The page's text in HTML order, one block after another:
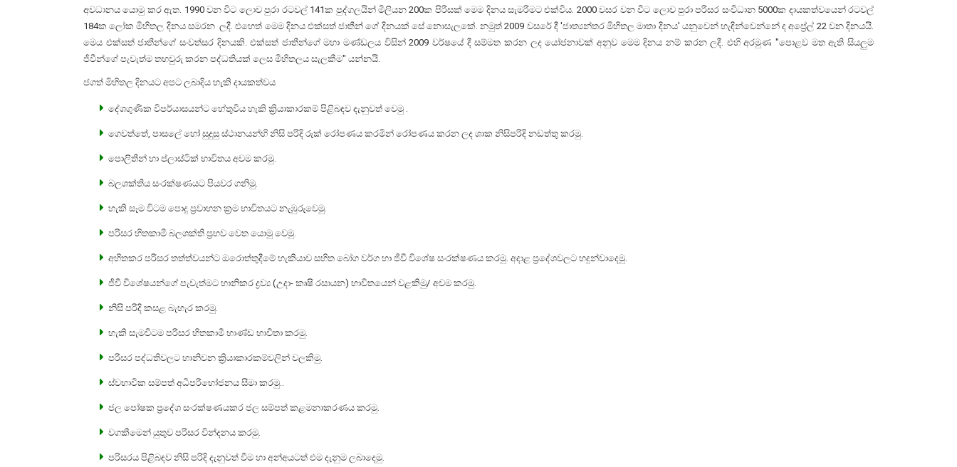
අවධානය යොමු කර ඇත. 1990 වන විට ලොව පුරා රටවල් 141ක පුද්ගලයින් මිලියන 200ක පිරිසක් මෙම දිනය සැමරිමට එක්විය. 2000 වසර වන විට ලොව පුරා පරිසර සංවිධාන 5000ක දායකත්වයෙන් රටවල්
184ක ලෝක මිහිතල දිනය සමරන ලදී. එහෙත් මෙම දිනය එක්සත් ජාතීන් ගේ දිනයක් සේ නොසැලකේ. නමුත් 2009 වසරේ දී 'ජාත්‍යන්තර මිහිතල මාතා දිනය' යනුවෙන් හැඳින්වෙන්නේ ද අප්‍රේල් 22 වන දිනයයි.
මෙය එක්සත් ජාතීන්ගේ සංවත්සර දිනයකි. එක්සත් ජාතීන්ගේ මහා මණ්ඩලය විසින් 2009 වර්ෂයේ දී සම්මත කරන ලද යෝජනාවක් අනුව මෙම දිනය නම් කරන ලදී. එහි අරමුණ "පොළව මත ඇති සියලුම
ජිවීන්ගේ පැවැත්ම තහවුරු කරන පද්ධතියක් ලෙස මිහිතලය සැලකීම" යන්නයි.
ජගත් මිහිතල දිනයට අපට ලබාදිය හැකි දායකත්වය
දේශගුණික විපර්යාසයන්ට හේතුවිය හැකි ක්‍රියාකාරකම් පිළිබඳව දැනුවත් වෙමු .
ගෙවත්තේ, පාසලේ හෝ සුදුසු ස්ථානයන්හි නිසි පරිදි රුක් රෝපණය කරමින් රෝපණය කරන ලද ශාක නිසිපරිදි නඩත්තු කරමු.
පොලිතීන් හා ප්ලාස්ටික් භාවිතය අවම කරමු.
බලශක්තිය සංරක්ෂණයට පියවර ගනිමු.
හැකි සෑම විටම පොදු ප්‍රවාහන ක්‍රම භාවිතයට නැඹුරුවෙමු.
පරිසර හිතකාමී බලශක්ති ප්‍රභව වෙත යොමු වෙමු.
අහිතකර පරිසර තත්ත්වයන්ට ඔරොත්තුදීමේ හැකියාව සහිත බෝග වර්ග හා ජීවී විශේෂ සංරක්ෂණය කරමු. අදාළ ප්‍රදේශවලට හදුන්වාදෙමු.
ජීවී විශේෂයන්ගේ පැවැත්මට හානිකර ද්‍රව්‍ය (උදා- කෘෂි රසායන) භාවිතයෙන් වළකිමු/ අවම කරමු.
නිසි පරිදි කසළ බැහැර කරමු.
හැකි සැමවිටම පරිසර හිතකාමී භාණ්ඩ භාවිතා කරමු.
පරිසර පද්ධතිවලට හානිවන ක්‍රියාකාරකම්වලින් වලකිමු.
ස්වභාවික සම්පත් අධිපරිභෝජනය සීමා කරමු..
ජල පෝෂක ප්‍රදේශ සංරක්ෂණයකර ජල සම්පත් කළමනාකරණය කරමු.
වගකීමෙන් යුතුව පරිසර වින්දනය කරමු.
පරිසරය පිළිබඳව නිසි පරිදි දැනුවත් වීම හා අන්අයටත් එම දැනුම ලබාදෙමු.